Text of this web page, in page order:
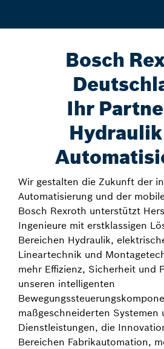
Bosch
Ihr
Wir gestalten die Zukunft der
Automatisierung und der
Bosch Rexroth unterstützt
Ingenieure mit erstklassigen
Bereichen Hydraulik,
Lineartechnik und
mehr Effizienz, Sicherheit und
unseren intelligenten
maßgeschneiderten Systemen
Dienstleistungen, die
Bereichen Fabrikautomation,